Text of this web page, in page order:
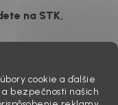
cookie a ďalšie
bezpečnosti našich
na STK,
svetlomety. Ten
Keď slnko a soľ urobia